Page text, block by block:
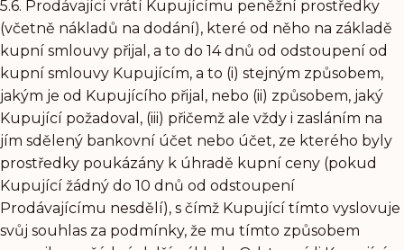
5.6. Prodávající vrátí Kupujícímu peněžní prostředky
(včetně nákladů na dodání), které od něho na základě
kupní smlouvy přijal, a to do 14 dnů od odstoupení od
kupní smlouvy Kupujícím, a to (i) stejným způsobem,
jakým je od Kupujícího přijal, nebo (ii) způsobem, jaký
Kupující požadoval, (iii) přičemž ale vždy i zasláním na
jím sdělený bankovní účet nebo účet, ze kterého byly
prostředky poukázány k úhradě kupní ceny (pokud
Kupující žádný do 10 dnů od odstoupení
Prodávajícímu nesdělí), s čímž Kupující tímto vyslovuje
svůj souhlas za podmínky, že mu tímto způsobem